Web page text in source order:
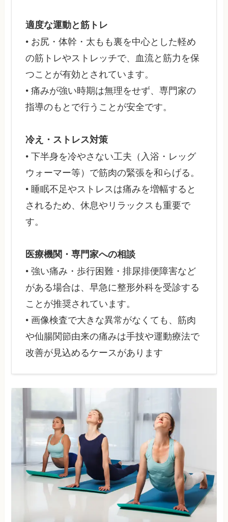
適度な運動と筋トレ
• お尻・体幹・太もも裏を中心とした軽め
の筋トレやストレッチで、血流と筋力を保
つことが有効とされています。
• 痛みが強い時期は無理をせず、専門家の
指導のもとで行うことが安全です。
冷え・ストレス対策
• 下半身を冷やさない工夫（入浴・レッグ
ウォーマー等）で筋肉の緊張を和らげる。
• 睡眠不足やストレスは痛みを増幅すると
されるため、休息やリラックスも重要で
す。
医療機関・専門家への相談
• 強い痛み・歩行困難・排尿排便障害など
がある場合は、早急に整形外科を受診する
ことが推奨されています。
• 画像検査で大きな異常がなくても、筋肉
や仙腸関節由来の痛みは手技や運動療法で
改善が見込めるケースがあります